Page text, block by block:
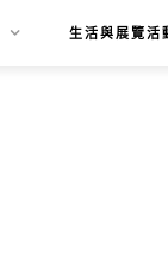
生活與展覽活